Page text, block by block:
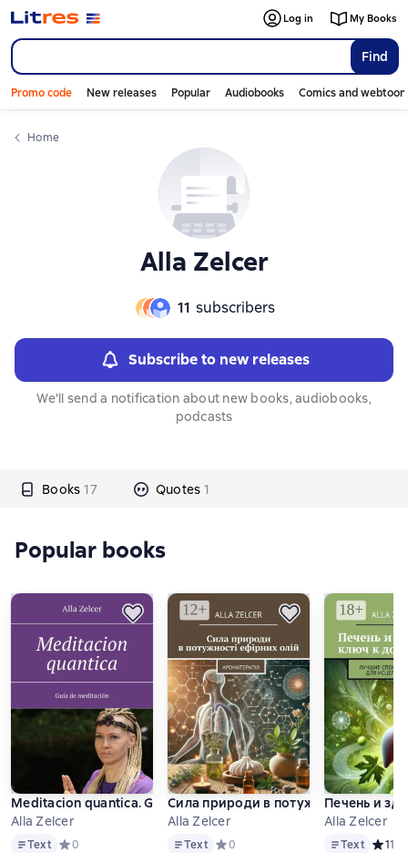
Find
Log in My Books
Promo code New releases Popular Audiobooks Comics and
Home
Alla Zelcer
11 subscribers
Subscribe to new releases
We'll send a notification about new books, audiobooks,
podcasts
Books 17 Quotes 1
Слайдер с книгами
Popular books
Meditaсion quantica. Guía de meditación
Alla Zelcer
TextText Средний рейтинг 0 на основе 0 оценок
0
Сила природи в потужності ефірних
Alla Zelcer
TextText Средний рейтинг 0 на основе 0
0
Печень и
Alla Zelcer
TextText 11